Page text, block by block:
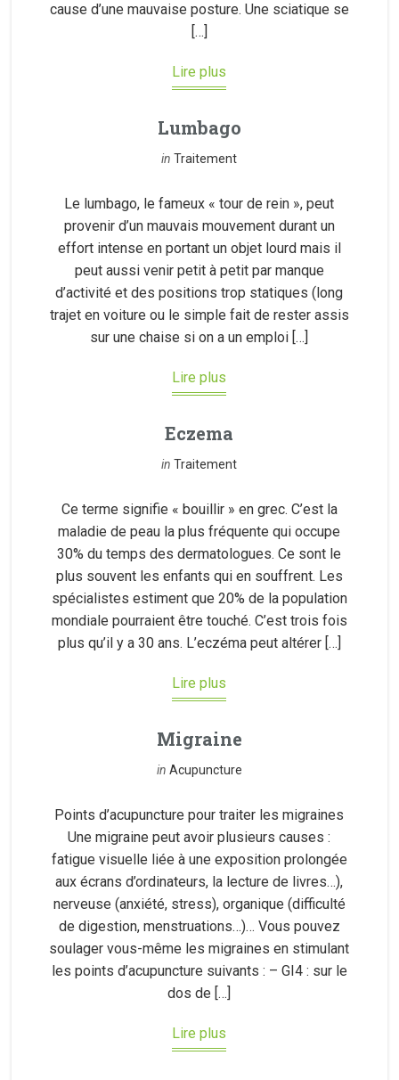
cause d’une mauvaise posture. Une sciatique se
[…]
Lire plus
Lumbago
inTraitement
Le lumbago, le fameux « tour de rein », peut
provenir d’un mauvais mouvement durant un
effort intense en portant un objet lourd mais il
peut aussi venir petit à petit par manque
d’activité et des positions trop statiques (long
trajet en voiture ou le simple fait de rester assis
sur une chaise si on a un emploi […]
Lire plus
Eczema
inTraitement
Ce terme signifie « bouillir » en grec. C’est la
maladie de peau la plus fréquente qui occupe
30% du temps des dermatologues. Ce sont le
plus souvent les enfants qui en souffrent. Les
spécialistes estiment que 20% de la population
mondiale pourraient être touché. C’est trois fois
plus qu’il y a 30 ans. L’eczéma peut altérer […]
Lire plus
Migraine
in Acupuncture
Points d’acupuncture pour traiter les migraines
Une migraine peut avoir plusieurs causes :
fatigue visuelle liée à une exposition prolongée
aux écrans d’ordinateurs, la lecture de livres…),
nerveuse (anxiété, stress), organique (difficulté
de digestion, menstruations…)… Vous pouvez
soulager vous-même les migraines en stimulant
les points d’acupuncture suivants : – GI4 : sur le
dos de […]
Lire plus